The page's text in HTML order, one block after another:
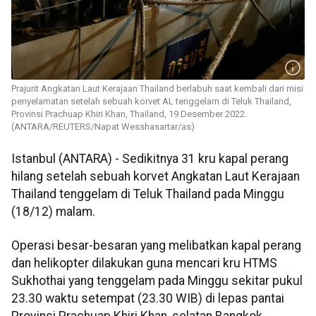
Prajurit Angkatan Laut Kerajaan Thailand berlabuh saat kembali dari misi
penyelamatan setelah sebuah korvet AL tenggelam di Teluk Thailand,
Provinsi Prachuap Khiri Khan, Thailand, 19 Desember 2022.
(ANTARA/REUTERS/Napat Wesshasartar/as)
Istanbul (ANTARA) - Sedikitnya 31 kru kapal perang
hilang setelah sebuah korvet Angkatan Laut Kerajaan
Thailand tenggelam di Teluk Thailand pada Minggu
(18/12) malam.
Operasi besar-besaran yang melibatkan kapal perang
dan helikopter dilakukan guna mencari kru HTMS
Sukhothai yang tenggelam pada Minggu sekitar pukul
23.30 waktu setempat (23.30 WIB) di lepas pantai